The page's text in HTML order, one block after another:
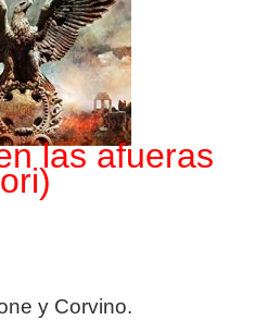
las afueras
y Corvino.